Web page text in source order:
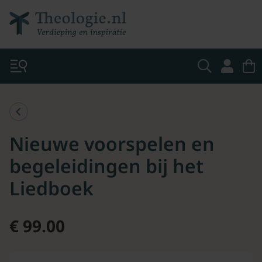
Nieuwe voorspelen en
begeleidingen bij het
Liedboek
€ 99.00